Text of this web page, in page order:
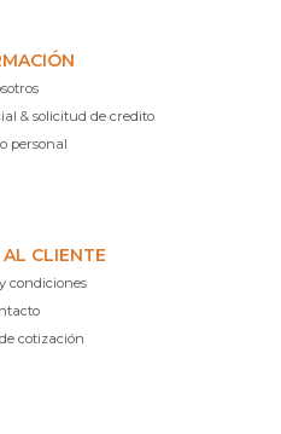
& solicitud de credito
personal
AL CLIENTE
condiciones
cotización